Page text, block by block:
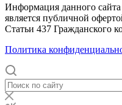
Информация данного сайта
является публичной
Статьи 437 Гражданского
Политика